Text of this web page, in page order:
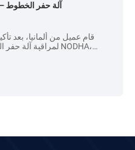
آلة حفر الخطوط –
قام عميل من ألمانيا، بعد
العملية. لقد شهدوا